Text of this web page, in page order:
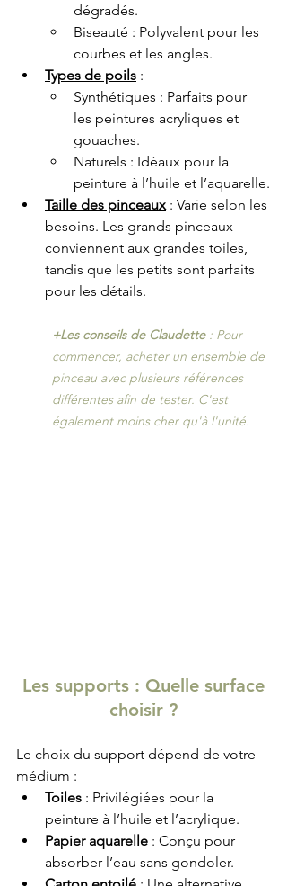
dégradés.
Biseauté : Polyvalent pour les
courbes et les angles.
Types de poils :
Synthétiques : Parfaits pour
les peintures acryliques et
gouaches.
Naturels : Idéaux pour la
peinture à l’huile et l’aquarelle.
Taille des pinceaux : Varie selon les
besoins. Les grands pinceaux
conviennent aux grandes toiles,
tandis que les petits sont parfaits
pour les détails.
+Les conseils de Claudette : Pour
commencer, acheter un ensemble de
pinceau avec plusieurs références
différentes afin de tester. C'est
également moins cher qu'à l'unité.
Les supports : Quelle surface
choisir ?
Le choix du support dépend de votre
médium :
Toiles : Privilégiées pour la
peinture à l’huile et l’acrylique.
Papier aquarelle : Conçu pour
absorber l’eau sans gondoler.